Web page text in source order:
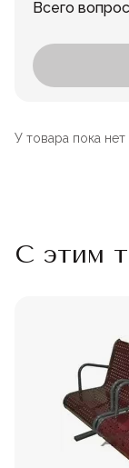
Всего
У товара пока
С этим